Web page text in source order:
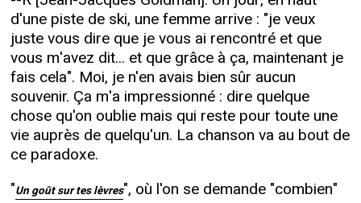
d'une piste de ski, une femme arrive : "je veux
juste vous dire que je vous ai rencontré et que
vous m'avez dit... et que grâce à ça, maintenant je
fais cela". Moi, je n'en avais bien sûr aucun
souvenir. Ça m'a impressionné : dire quelque
chose qu'on oublie mais qui reste pour toute une
vie auprès de quelqu'un. La chanson va au bout de
ce paradoxe.
"Un goût sur tes lèvres", où l'on se demande "combien"